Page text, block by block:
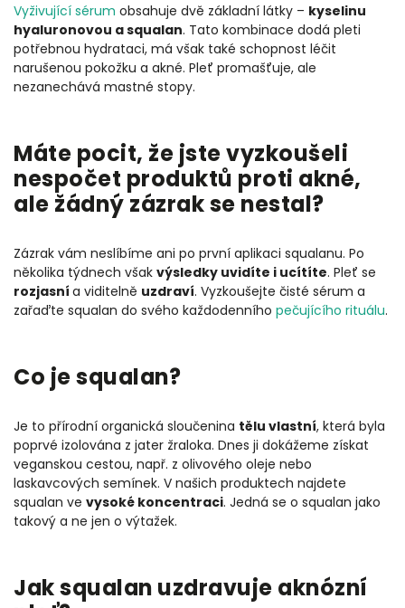
Vyživující sérum obsahuje dvě základní látky – kyselinu
hyaluronovou a squalan. Tato kombinace dodá pleti
potřebnou hydrataci, má však také schopnost léčit
narušenou pokožku a akné. Pleť promašťuje, ale
nezanechává mastné stopy.
Máte pocit, že jste vyzkoušeli
nespočet produktů proti akné,
ale žádný zázrak se nestal?
Zázrak vám neslíbíme ani po první aplikaci squalanu. Po
několika týdnech však výsledky uvidíte i ucítíte. Pleť se
rozjasní a viditelně uzdraví. Vyzkoušejte čisté sérum a
zařaďte squalan do svého každodenního pečujícího rituálu.
Co je squalan?
Je to přírodní organická sloučenina tělu vlastní, která byla
poprvé izolována z jater žraloka. Dnes ji dokážeme získat
veganskou cestou, např. z olivového oleje nebo
laskavcových semínek. V našich produktech najdete
squalan ve vysoké koncentraci. Jedná se o squalan jako
takový a ne jen o výtažek.
Jak squalan uzdravuje aknózní